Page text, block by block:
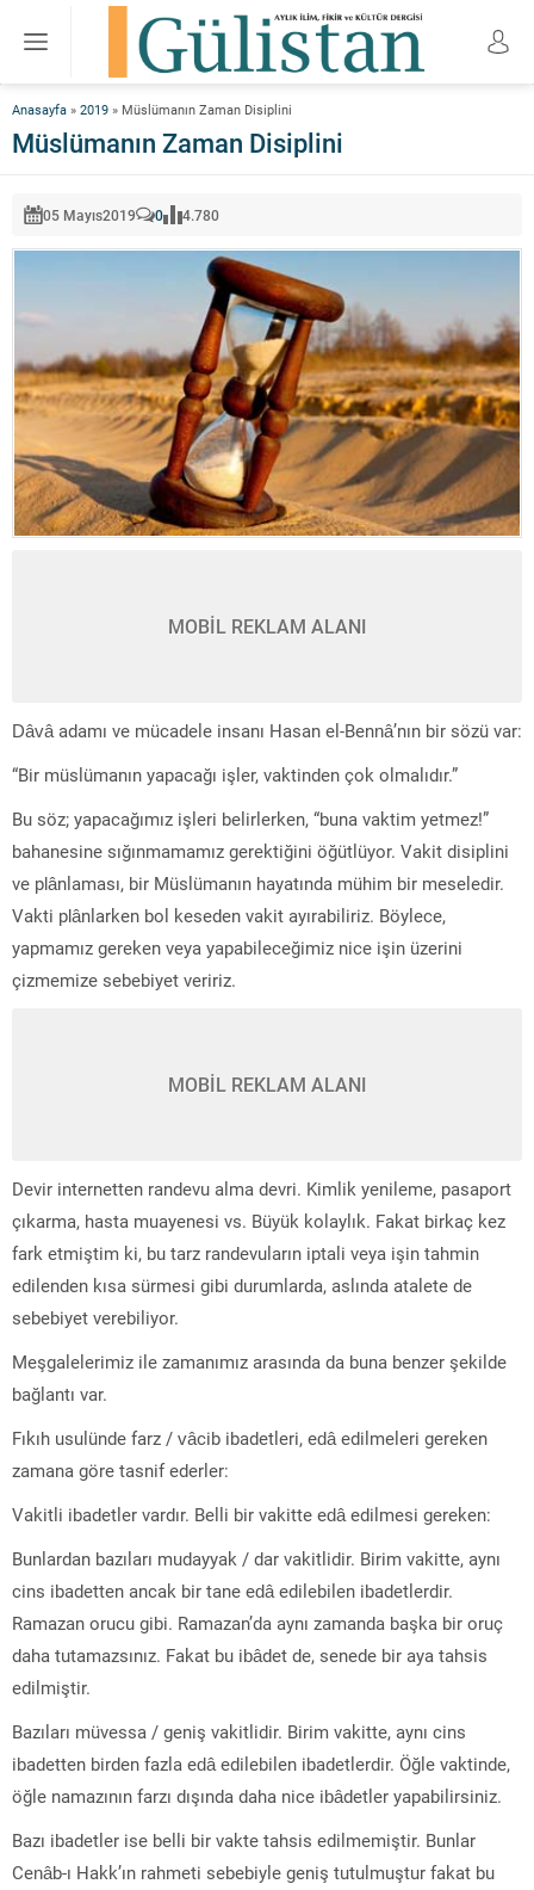
Anasayfa » 2019 » Müslümanın Zaman Disiplini
Müslümanın Zaman Disiplini
05 Mayıs2019 0 4.780
MOBİL REKLAM ALANI
Dâvâ adamı ve mücadele insanı Hasan el-Bennâ’nın bir sözü var:
“Bir müslümanın yapacağı işler, vaktinden çok olmalıdır.”
Bu söz; yapacağımız işleri belirlerken, “buna vaktim yetmez!”
bahanesine sığınmamamız gerektiğini öğütlüyor. Vakit disiplini
ve plânlaması, bir Müslümanın hayatında mühim bir meseledir.
Vakti plânlarken bol keseden vakit ayırabiliriz. Böylece,
yapmamız gereken veya yapabileceğimiz nice işin üzerini
çizmemize sebebiyet veririz.
MOBİL REKLAM ALANI
Devir internetten randevu alma devri. Kimlik yenileme, pasaport
çıkarma, hasta muayenesi vs. Büyük kolaylık. Fakat birkaç kez
fark etmiştim ki, bu tarz randevuların iptali veya işin tahmin
edilenden kısa sürmesi gibi durumlarda, aslında atalete de
sebebiyet verebiliyor.
Meşgalelerimiz ile zamanımız arasında da buna benzer şekilde
bağlantı var.
Fıkıh usulünde farz / vâcib ibadetleri, edâ edilmeleri gereken
zamana göre tasnif ederler:
Vakitli ibadetler vardır. Belli bir vakitte edâ edilmesi gereken:
Bunlardan bazıları mudayyak / dar vakitlidir. Birim vakitte, aynı
cins ibadetten ancak bir tane edâ edilebilen ibadetlerdir.
Ramazan orucu gibi. Ramazan’da aynı zamanda başka bir oruç
daha tutamazsınız. Fakat bu ibâdet de, senede bir aya tahsis
edilmiştir.
Bazıları müvessa / geniş vakitlidir. Birim vakitte, aynı cins
ibadetten birden fazla edâ edilebilen ibadetlerdir. Öğle vaktinde,
öğle namazının farzı dışında daha nice ibâdetler yapabilirsiniz.
Bazı ibadetler ise belli bir vakte tahsis edilmemiştir. Bunlar
Cenâb-ı Hakk’ın rahmeti sebebiyle geniş tutulmuştur fakat bu